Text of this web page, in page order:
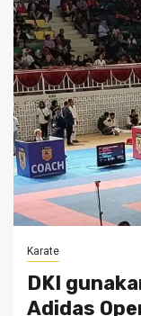
Karate
DKI
Adidas